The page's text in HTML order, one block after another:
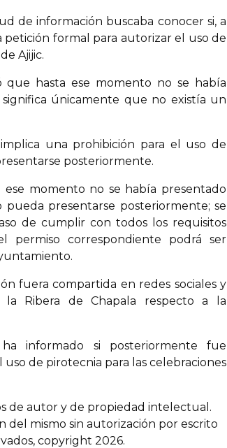
de información buscaba conocer si, a
formal para autorizar el uso de
Ajijic.
que hasta ese momento no se había
únicamente que no existía un
una prohibición para el uso de
posteriormente.
ese momento no se había presentado
presentarse posteriormente; se
de cumplir con todos los requisitos
permiso correspondiente podrá ser
fuera compartida en redes sociales y
la Ribera de Chapala respecto a la
informado si posteriormente fue
de pirotecnia para las celebraciones
de autor y de propiedad intelectual.
del mismo sin autorización por escrito
copyright 2026.